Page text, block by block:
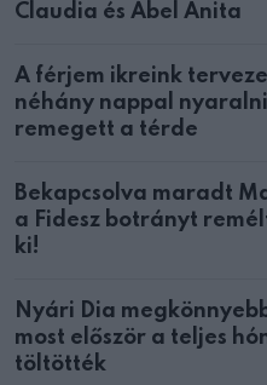
Claudia és Ábel Anita
A férjem ikreink
néhány nappal
remegett a térde
Bekapcsolva maradt
a Fidesz botrányt
ki!
Nyári Dia
most először a teljes
töltötték